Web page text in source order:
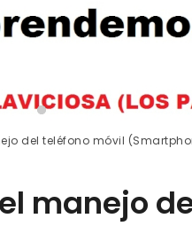
del teléfono móvil
manejo